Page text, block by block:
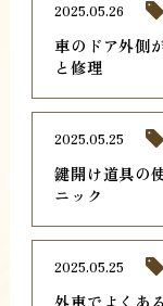
車のドア外側
と修理
2025.05.26
鍵開け道具の
ニック
2025.05.25
外車でよくあ
2025.05.25